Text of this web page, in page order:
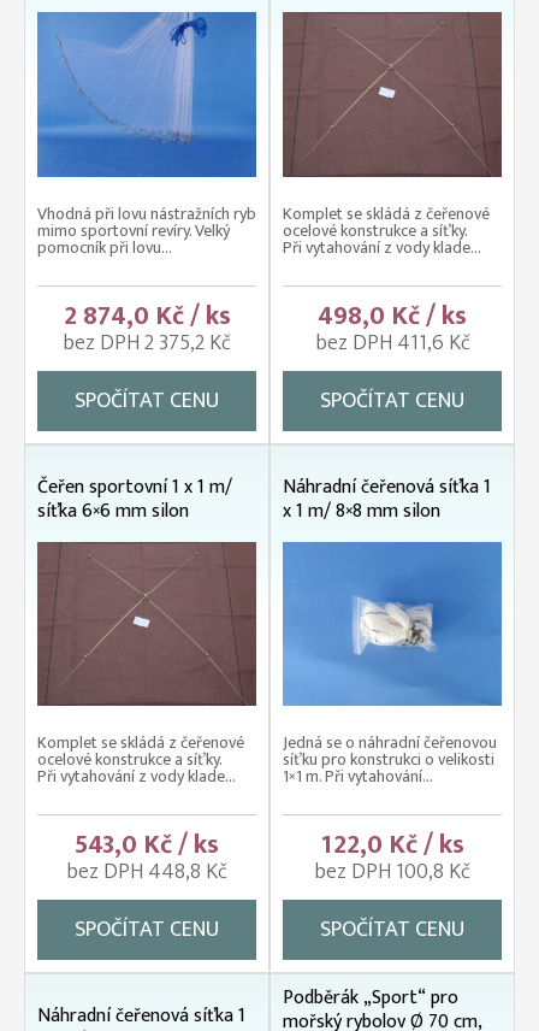
Vhodná při lovu nástražních ryb
mimo sportovní revíry. Velký
pomocník při lovu...
2 874,0 Kč / ks
bez DPH 2 375,2 Kč
SPOČÍTAT CENU
Komplet se skládá z čeřenové
ocelové konstrukce a síťky.
Při vytahování z vody klade...
498,0 Kč / ks
bez DPH 411,6 Kč
SPOČÍTAT CENU
Čeřen sportovní 1 x 1 m/
síťka 6×6 mm silon
Komplet se skládá z čeřenové
ocelové konstrukce a síťky.
Při vytahování z vody klade...
543,0 Kč / ks
bez DPH 448,8 Kč
SPOČÍTAT CENU
Náhradní čeřenová síťka 1
x 1 m/ 8×8 mm silon
Jedná se o náhradní čeřenovou
síťku pro konstrukci o velikosti
1×1 m. Při vytahování...
122,0 Kč / ks
bez DPH 100,8 Kč
SPOČÍTAT CENU
Náhradní čeřenová síťka 1
Podběrák „Sport“ pro
mořský rybolov Ø 70 cm,